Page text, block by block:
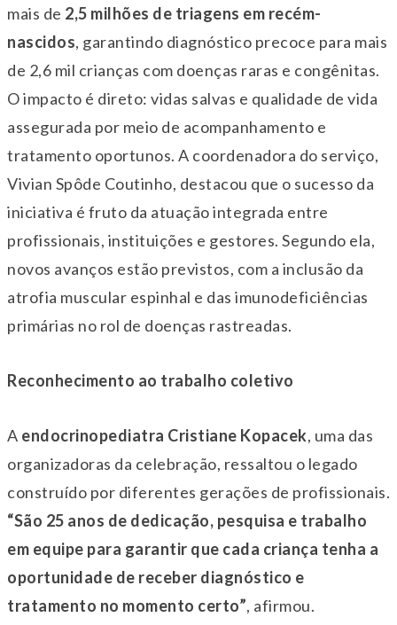
mais de 2,5 milhões de triagens em recém-
nascidos, garantindo diagnóstico precoce para mais
de 2,6 mil crianças com doenças raras e congênitas.
O impacto é direto: vidas salvas e qualidade de vida
assegurada por meio de acompanhamento e
tratamento oportunos. A coordenadora do serviço,
Vivian Spôde Coutinho, destacou que o sucesso da
iniciativa é fruto da atuação integrada entre
profissionais, instituições e gestores. Segundo ela,
novos avanços estão previstos, com a inclusão da
atrofia muscular espinhal e das imunodeficiências
primárias no rol de doenças rastreadas.
Reconhecimento ao trabalho coletivo
A endocrinopediatra Cristiane Kopacek, uma das
organizadoras da celebração, ressaltou o legado
construído por diferentes gerações de profissionais.
“São 25 anos de dedicação, pesquisa e trabalho
em equipe para garantir que cada criança tenha a
oportunidade de receber diagnóstico e
tratamento no momento certo”, afirmou.